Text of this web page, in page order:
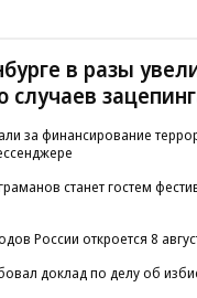
в разы
случаев
за финансирование
станет гостем
России откроется 8
доклад по делу об